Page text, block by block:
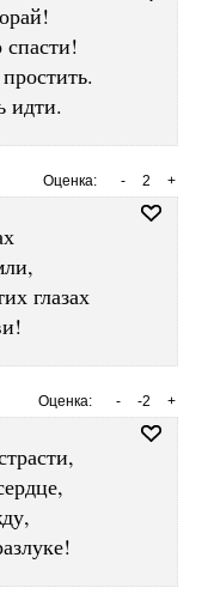
идти.
Оценка: +
2
-
глазах
Оценка: +
-2
-